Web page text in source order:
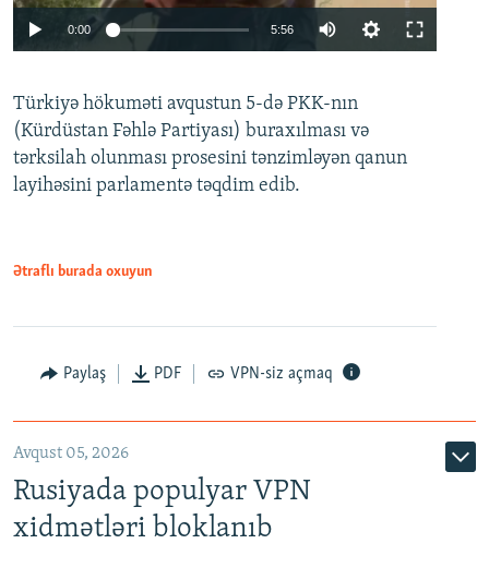
Auto 240p 360p 480p
720p 1080p
0:00 5:56
360p
480p
Türkiyə hökuməti avqustun 5-də PKK-nın
(Kürdüstan Fəhlə Partiyası) buraxılması və
tərksilah olunması prosesini tənzimləyən qanun
layihəsini parlamentə təqdim edib.
Ətraflı burada oxuyun
Paylaş PDF VPN-siz açmaq
Avqust 05, 2026
Rusiyada populyar VPN
xidmətləri bloklanıb